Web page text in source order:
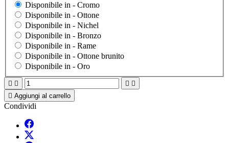
Disponibile in - Cromo
Disponibile in - Ottone
Disponibile in - Nichel
Disponibile in - Bronzo
Disponibile in - Rame
Disponibile in - Ottone brunito
Disponibile in - Oro
   
 Aggiungi al carrello
Condividi